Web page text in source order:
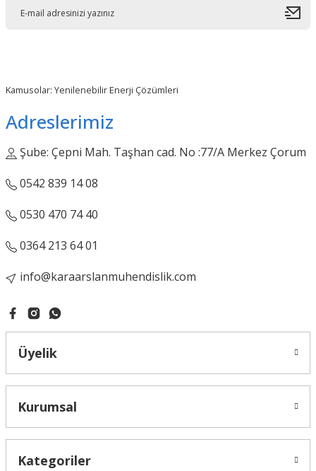
Gönder
Kamusolar: Yenilenebilir Enerji Çözümleri
Adreslerimiz
Şube: Çepni Mah. Taşhan cad. No :77/A Merkez Çorum
0542 839 14 08
0530 470 74 40
0364 213 64 01
info@karaarslanmuhendislik.com
Üyelik
Kurumsal
Kategoriler